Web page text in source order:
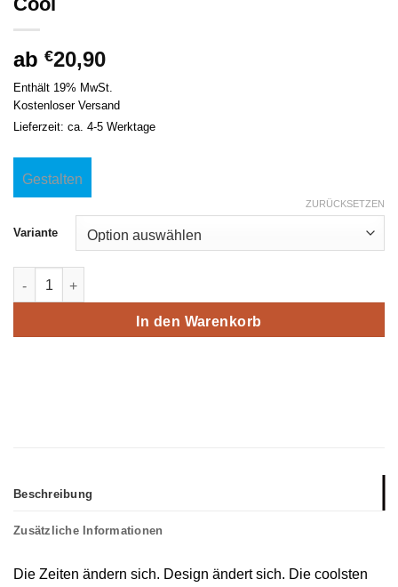
ab €20,90
Enthält 19% MwSt.
Kostenloser Versand
Lieferzeit: ca. 4-5 Werktage
Gestalten
Variante
ZURÜCKSETZEN
In den Warenkorb
Beschreibung
Zusätzliche Informationen
Die Zeiten ändern sich. Design ändert sich. Die coolsten